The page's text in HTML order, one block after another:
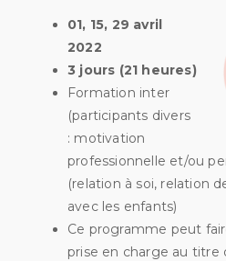
01, 15, 29 avril
2022
3 jours (21 heures)
Formation inter
(participants divers
: motivation
professionnelle et/ou
(relation à soi, relation
avec les enfants)
Ce programme peut
prise en charge au titre